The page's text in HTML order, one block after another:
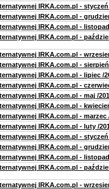
IRKA.com.pl - styczeń
IRKA.com.pl -
IRKA.com.pl - listopad
IRKA.com.pl -
IRKA.com.pl -
IRKA.com.pl - sierpień
IRKA.com.pl - lipiec /
IRKA.com.pl -
IRKA.com.pl - maj /
IRKA.com.pl -
IRKA.com.pl - marzec
IRKA.com.pl - luty /
IRKA.com.pl - styczeń
IRKA.com.pl -
IRKA.com.pl - listopad
IRKA.com.pl -
IRKA.com.pl -